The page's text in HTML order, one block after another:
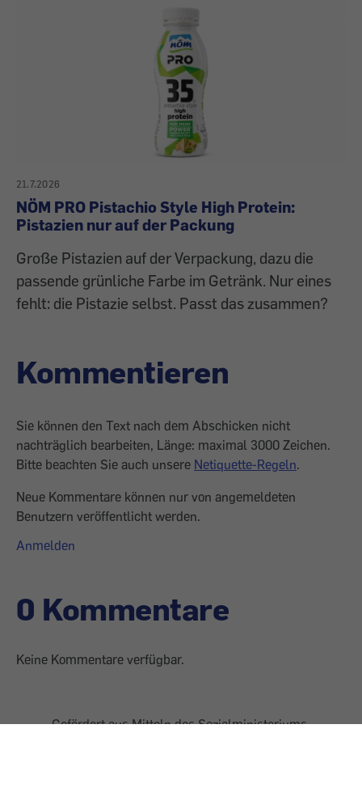
21.7.2026
NÖM PRO Pistachio Style High Protein:
Pistazien nur auf der Packung
Große Pistazien auf der Verpackung, dazu die
passende grünliche Farbe im Getränk. Nur eines
fehlt: die Pistazie selbst. Passt das zusammen?
Kommentieren
Sie können den Text nach dem Abschicken nicht
nachträglich bearbeiten, Länge: maximal 3000 Zeichen.
Bitte beachten Sie auch unsere Netiquette-Regeln.
Neue Kommentare können nur von angemeldeten
Benutzern veröffentlicht werden.
Anmelden
0 Kommentare
Keine Kommentare verfügbar.
Gefördert aus Mitteln des Sozialministeriums